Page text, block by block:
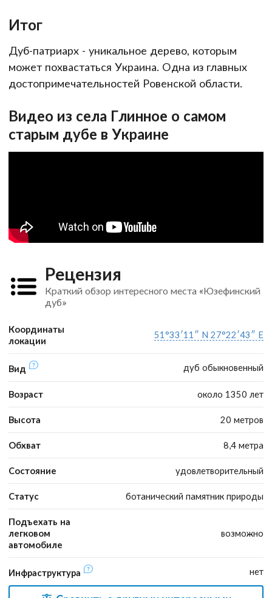
Итог
Дуб-патриарх - уникальное дерево, которым
может похвастаться Украина. Одна из главных
достопримечательностей Ровенской области.
Видео из села Глинное о самом
старым дубе в Украине
Рецензия
Краткий обзор интересного места «Юзефинский
дуб»
Координаты
локации
51°33′11″ N 27°22′43″ E
Вид дуб обыкновенный
Возраст около 1350 лет
Высота 20 метров
Обхват 8,4 метра
Состояние удовлетворительный
Статус ботанический памятник природы
Подъехать на
легковом
автомобиле
возможно
Инфраструктура нет